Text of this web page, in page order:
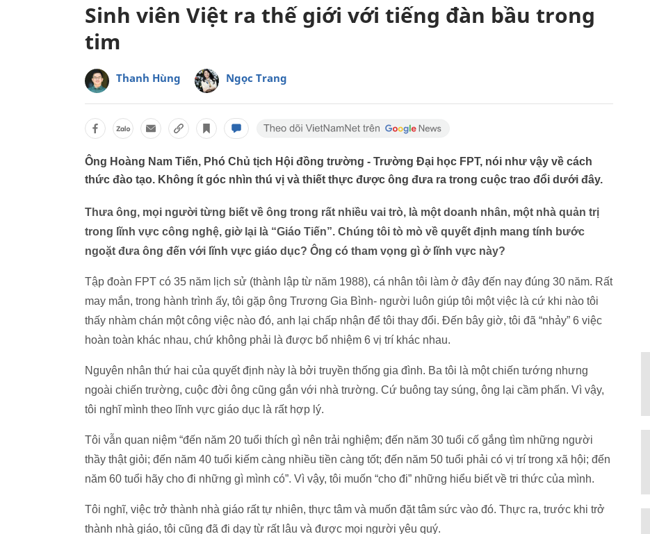
Sinh viên Việt ra thế giới với tiếng đàn bầu trong
tim
Thanh Hùng Ngọc Trang
Ông Hoàng Nam Tiến, Phó Chủ tịch Hội đồng trường - Trường Đại học FPT, nói như vậy về cách
thức đào tạo. Không ít góc nhìn thú vị và thiết thực được ông đưa ra trong cuộc trao đổi dưới đây.
Thưa ông, mọi người từng biết về ông trong rất nhiều vai trò, là một doanh nhân, một nhà quản trị
trong lĩnh vực công nghệ, giờ lại là “Giáo Tiến”. Chúng tôi tò mò về quyết định mang tính bước
ngoặt đưa ông đến với lĩnh vực giáo dục? Ông có tham vọng gì ở lĩnh vực này?
Tập đoàn FPT có 35 năm lịch sử (thành lập từ năm 1988), cá nhân tôi làm ở đây đến nay đúng 30 năm. Rất
may mắn, trong hành trình ấy, tôi gặp ông Trương Gia Bình- người luôn giúp tôi một việc là cứ khi nào tôi
thấy nhàm chán một công việc nào đó, anh lại chấp nhận để tôi thay đổi. Đến bây giờ, tôi đã “nhảy” 6 việc
hoàn toàn khác nhau, chứ không phải là được bổ nhiệm 6 vị trí khác nhau.
Nguyên nhân thứ hai của quyết định này là bởi truyền thống gia đình. Ba tôi là một chiến tướng nhưng
ngoài chiến trường, cuộc đời ông cũng gắn với nhà trường. Cứ buông tay súng, ông lại cầm phấn. Vì vậy,
tôi nghĩ mình theo lĩnh vực giáo dục là rất hợp lý.
Tôi vẫn quan niệm “đến năm 20 tuổi thích gì nên trải nghiệm; đến năm 30 tuổi cố gắng tìm những người
thầy thật giỏi; đến năm 40 tuổi kiếm càng nhiều tiền càng tốt; đến năm 50 tuổi phải có vị trí trong xã hội; đến
năm 60 tuổi hãy cho đi những gì mình có”. Vì vậy, tôi muốn “cho đi” những hiểu biết về tri thức của mình.
Tôi nghĩ, việc trở thành nhà giáo rất tự nhiên, thực tâm và muốn đặt tâm sức vào đó. Thực ra, trước khi trở
thành nhà giáo, tôi cũng đã đi dạy từ rất lâu và được mọi người yêu quý.